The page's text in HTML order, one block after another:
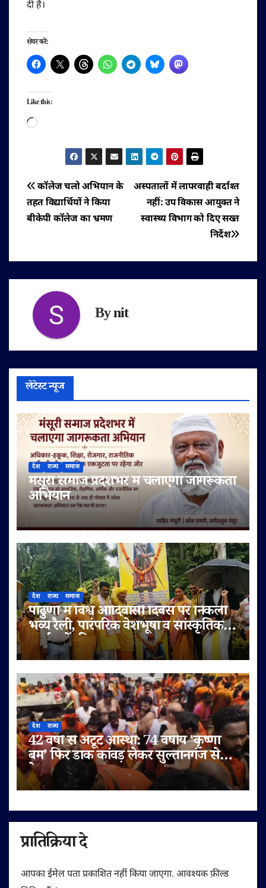
दी है।
शेयर करें:
Like this:
Loading…
पोस्ट
नेविगेशन
अस्पतालों में लापरवाही बर्दाश्त
नहीं: उप विकास आयुक्त ने
स्वास्थ्य विभाग को दिए सख्त
निर्देश
कॉलेज चलो अभियान के
तहत विद्यार्थियों ने किया
बीकेपी कॉलेज का भ्रमण
Bynit
लेटेस्ट न्यूज
देश राज्य समाज
मंसूरी समाज प्रदेशभर में चलाएगा जागरूकता
अभियान
देश राज्य समाज
पांढुर्णा में विश्व आदिवासी दिवस पर निकली
भव्य रैली, पारंपरिक वेशभूषा व सांस्कृतिक
कार्यक्रमों की धूम
देश राज्य
42 वर्षों से अटूट आस्था: 74 वर्षीय ‘कृष्णा
बम’ फिर डाक कांवड़ लेकर सुल्तानगंज से
देवघर रवाना
प्रातिक्रिया दे
आपका ईमेल पता प्रकाशित नहीं किया जाएगा. आवश्यक फ़ील्ड